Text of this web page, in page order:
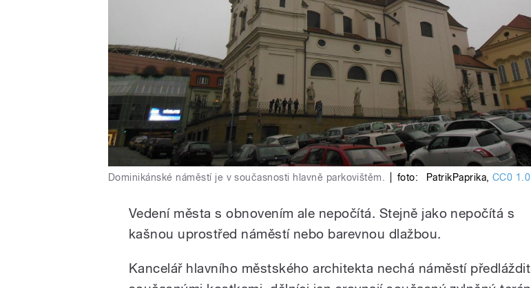
Dominikánské náměstí je v současnosti hlavně parkovištěm. foto: PatrikPaprika, CC0 1.0
Vedení města s obnovením ale nepočítá. Stejně jako nepočítá s
kašnou uprostřed náměstí nebo barevnou dlažbou.
Kancelář hlavního městského architekta nechá náměstí předláždit